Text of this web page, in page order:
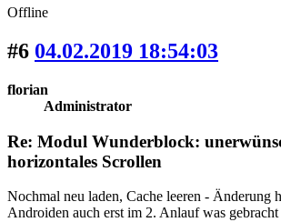
Offline
#6 04.02.2019 18:54:03
florian
Administrator
Re: Modul Wunderblock:
horizontales Scrollen
Nochmal neu laden, Cache leeren - Änderung
Androiden auch erst im 2. Anlauf was gebracht